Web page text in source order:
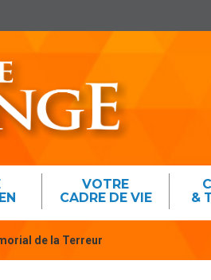
VOTRE
CADRE DE VIE
&
de la Terreur